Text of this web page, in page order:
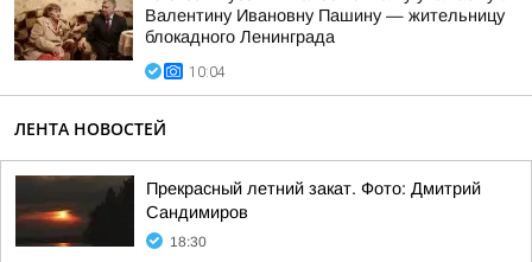
Валентину Ивановну Пашину — жительницу
блокадного Ленинграда
10:04
ЛЕНТА НОВОСТЕЙ
Прекрасный летний закат. Фото: Дмитрий
Сандимиров
18:30